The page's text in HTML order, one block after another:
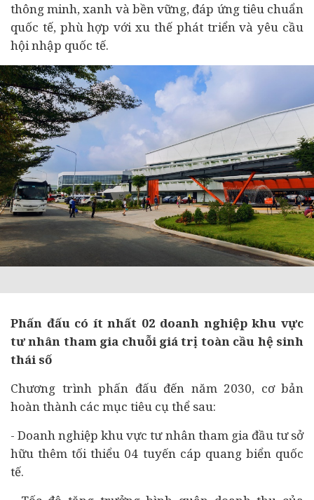
thông minh, xanh và bền vững, đáp ứng tiêu chuẩn
quốc tế, phù hợp với xu thế phát triển và yêu cầu
hội nhập quốc tế.
Phấn đấu có ít nhất 02 doanh nghiệp khu vực
tư nhân tham gia chuỗi giá trị toàn cầu hệ sinh
thái số
Chương trình phấn đấu đến năm 2030, cơ bản
hoàn thành các mục tiêu cụ thể sau:
- Doanh nghiệp khu vực tư nhân tham gia đầu tư sở
hữu thêm tối thiểu 04 tuyến cáp quang biển quốc
tế.